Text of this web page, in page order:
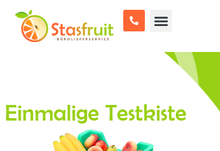
Einmalige Testkiste